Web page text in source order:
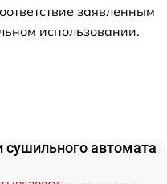
заявленным
использовании.
сушильного автомата